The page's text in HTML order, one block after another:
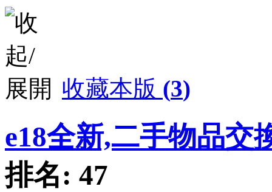
收藏本版 (3)
e18全新,二手物品交
排名: 47